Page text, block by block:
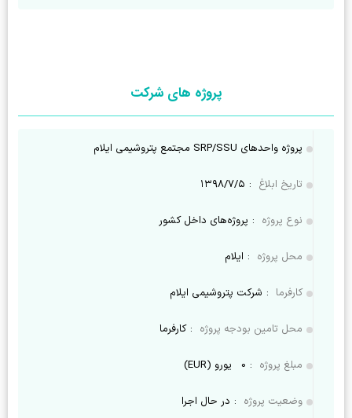
پروژه های شرکت
پروژه واحدهای SRP/SSU مجتمع پتروشیمی ایلام
تاریخ ابلاغ : ۱۳۹۸/۷/۵
نوع پروژه : پروژه‌های داخل کشور
محل پروژه : ایلام
کارفرما : شرکت پتروشیمی ایلام
محل تامین بودجه پروژه : کارفرما
مبلغ پروژه :
0 یورو (EUR)
وضعیت پروژه : در حال اجرا